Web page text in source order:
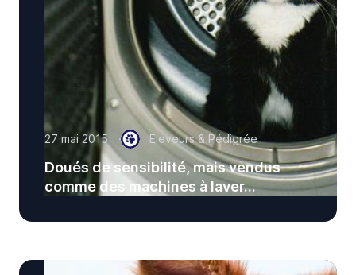
27 mai 2015 Eleveurs & Pédigrée
Doués de sensibilité, mais vendus
comme des machines à laver...